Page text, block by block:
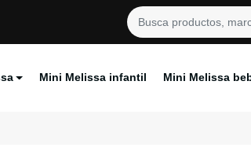
Mini Melissa infantil Mini Melissa